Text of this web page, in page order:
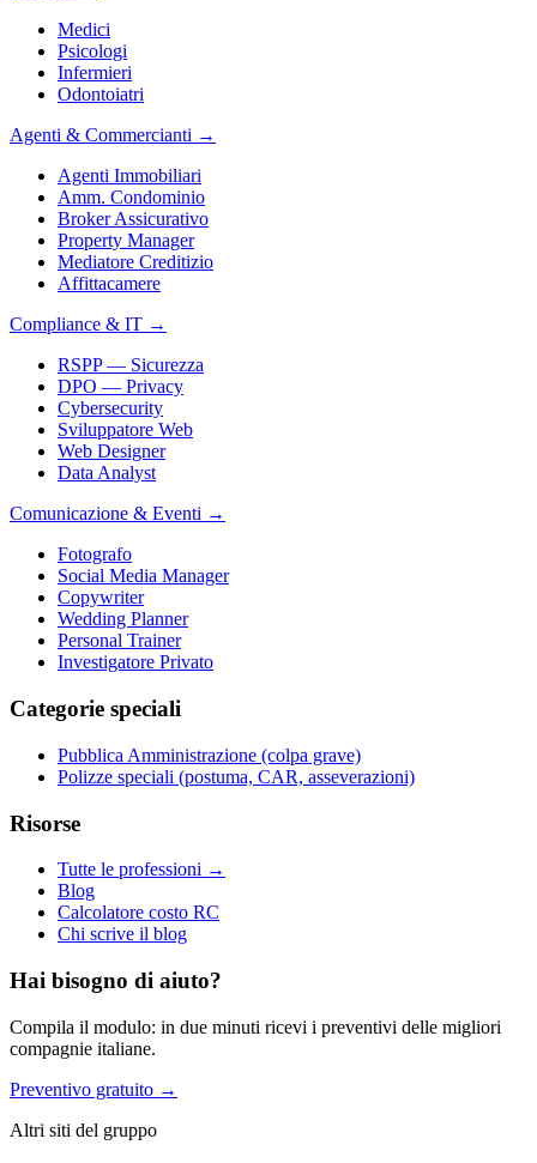
Medici
Psicologi
Infermieri
Odontoiatri
Agenti & Commercianti →
Agenti Immobiliari
Amm. Condominio
Broker Assicurativo
Property Manager
Mediatore Creditizio
Affittacamere
Compliance & IT →
RSPP — Sicurezza
DPO — Privacy
Cybersecurity
Sviluppatore Web
Web Designer
Data Analyst
Comunicazione & Eventi →
Fotografo
Social Media Manager
Copywriter
Wedding Planner
Personal Trainer
Investigatore Privato
Categorie speciali
Pubblica Amministrazione (colpa grave)
Polizze speciali (postuma, CAR, asseverazioni)
Risorse
Tutte le professioni →
Blog
Calcolatore costo RC
Chi scrive il blog
Hai bisogno di aiuto?
Compila il modulo: in due minuti ricevi i preventivi delle migliori
compagnie italiane.
Preventivo gratuito →
Altri siti del gruppo